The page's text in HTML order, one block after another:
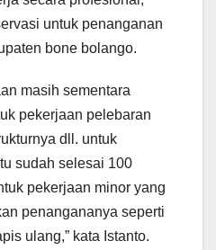
untuk penanganan
bone bolango.
masih sementara
pekerjaan pelebaran
dll. untuk
sudah selesai 100
pekerjaan minor yang
penangananya seperti
ulang,” kata Istanto.